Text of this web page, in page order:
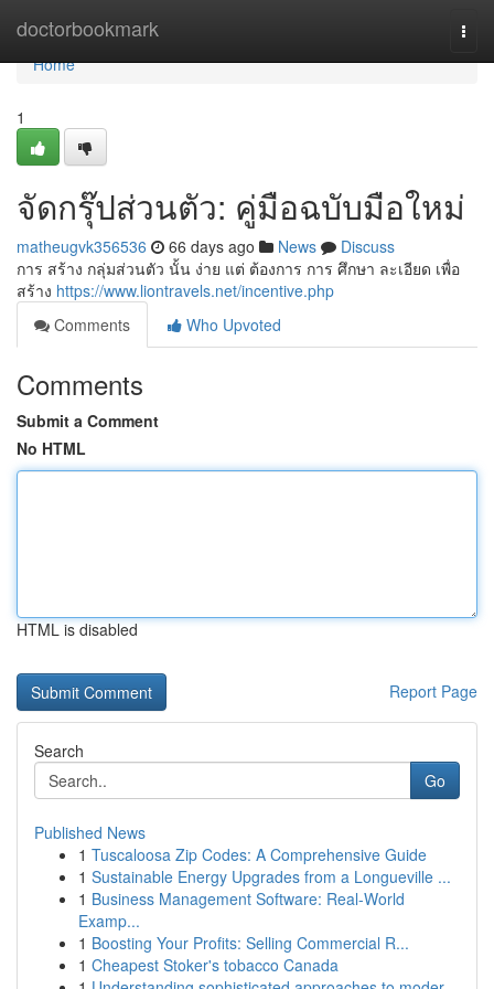
doctorbookmark
Home
Home
1
จัดกรุ๊ปส่วนตัว: คู่มือฉบับมือใหม่
matheugvk356536 66 days ago News
Discuss
การ สร้าง กลุ่มส่วนตัว นั้น ง่าย แต่ ต้องการ การ ศึกษา ละเอียด เพื่อ
สร้าง https://www.liontravels.net/incentive.php
Comments
Who Upvoted
Comments
Submit a Comment
No HTML
HTML is disabled
Report Page
Search
Go
Published News
1 Tuscaloosa Zip Codes: A Comprehensive Guide
1 Sustainable Energy Upgrades from a Longueville ...
1 Business Management Software: Real-World
Examp...
1 Boosting Your Profits: Selling Commercial R...
1 Cheapest Stoker's tobacco Canada